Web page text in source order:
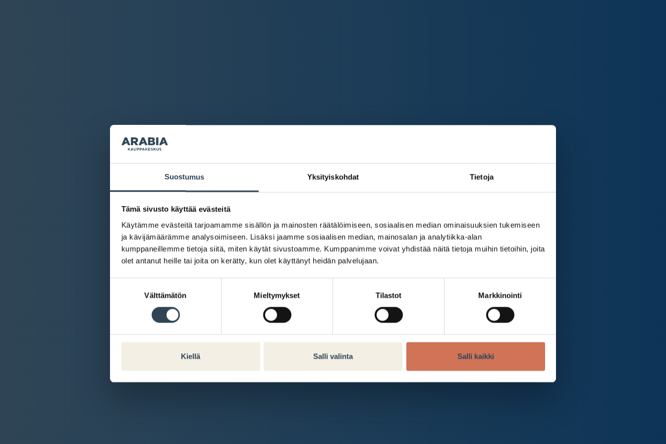
Suostumus Yksityiskohdat Tietoja
Tämä sivusto käyttää evästeitä
Käytämme evästeitä tarjoamamme sisällön ja mainosten räätälöimiseen, sosiaalisen median ominaisuuksien tukemiseen
ja kävijämäärämme analysoimiseen. Lisäksi jaamme sosiaalisen median, mainosalan ja analytiikka-alan
kumppaneillemme tietoja siitä, miten käytät sivustoamme. Kumppanimme voivat yhdistää näitä tietoja muihin tietoihin, joita
olet antanut heille tai joita on kerätty, kun olet käyttänyt heidän palvelujaan.
Välttämätön Mieltymykset Tilastot Markkinointi
Kiellä Salli valinta Salli kaikki
Kauppakeskus Arabia
Intranet
Et ole kirjautunut sisään.Kirjaudu sisään